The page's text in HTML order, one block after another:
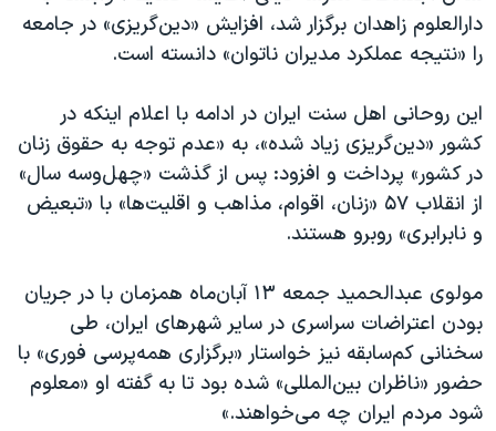
همایش محافظه‌کاران آمریکا «سی‌پک»
صفحه‌های ویژه
دارالعلوم زاهدان برگزار شد، افزایش «دین‌گریزی» در جامعه
را «نتیجه عملکرد مدیران ناتوان» دانسته است.
این روحانی اهل سنت ایران در ادامه با اعلام اینکه در
کشور «دین‌گریزی زیاد شده»، به «عدم توجه به حقوق زنان
در کشور» پرداخت و افزود: پس از گذشت «چهل‌و‌سه ‌سال»
از انقلاب ۵۷ «زنان، اقوام، مذاهب و اقلیت‌ها» با «تبعیض
و نابرابری» روبرو هستند.
مولوی عبدالحمید جمعه ١٣ آبان‌ماه همزمان با در جریان
بودن اعتراضات سراسری در سایر شهرهای ایران، طی
سخنانی کم‌سابقه نیز خواستار «برگزاری همه‌پرسی فوری» با
حضور «ناظران بین‌المللی» شده بود تا به گفته او «معلوم
شود مردم ایران چه می‌خواهند.»